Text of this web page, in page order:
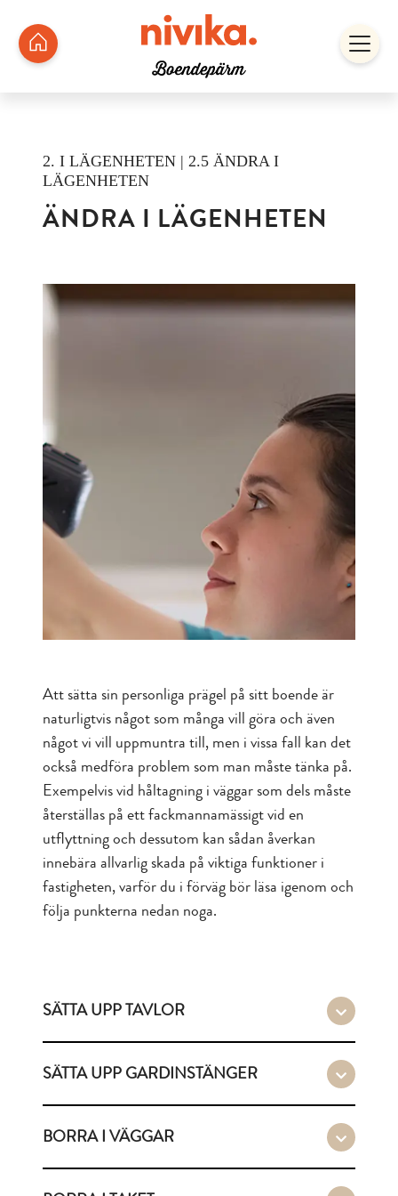
2. I LÄGENHETEN | 2.5 ÄNDRA I
LÄGENHETEN
ÄNDRA I LÄGENHETEN
Att sätta sin personliga prägel på sitt boende är
naturligtvis något som många vill göra och även
något vi vill uppmuntra till, men i vissa fall kan det
också medföra problem som man måste tänka på.
Exempelvis vid håltagning i väggar som dels måste
återställas på ett fackmannamässigt vid en
utflyttning och dessutom kan sådan åverkan
innebära allvarlig skada på viktiga funktioner i
fastigheten, varför du i förväg bör läsa igenom och
följa punkterna nedan noga.
SÄTTA UPP TAVLOR
SÄTTA UPP GARDINSTÄNGER
BORRA I VÄGGAR